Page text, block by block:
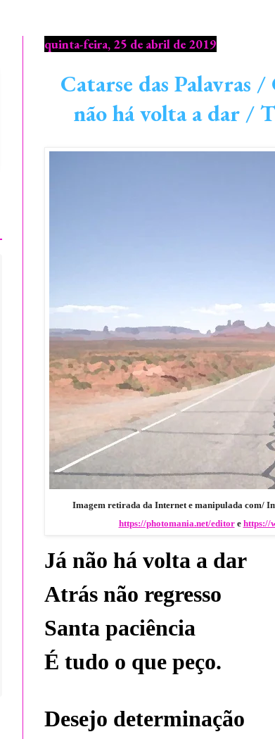
quinta-feira, 25 de abril de 2019
Catarse das Palavras
não há volta a dar /
Imagem retirada da Internet e manipulada com/
https://photomania.net/editore https://
Já não há volta a dar
Atrás não regresso
Santa paciência
É tudo o que peço.
Desejo determinação